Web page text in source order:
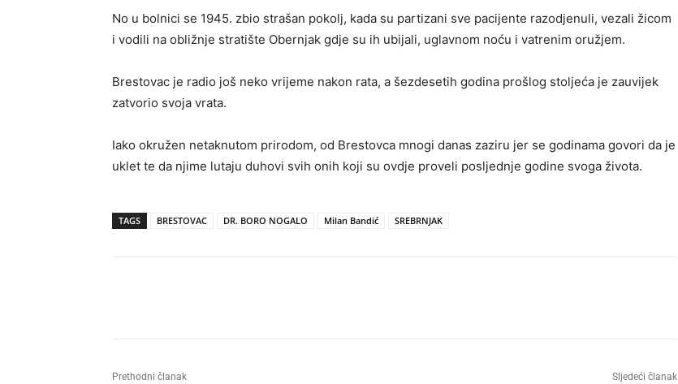
No u bolnici se 1945. zbio strašan pokolj, kada su partizani sve pacijente razodjenuli, vezali žicom
i vodili na obližnje stratište Obernjak gdje su ih ubijali, uglavnom noću i vatrenim oružjem.
Brestovac je radio još neko vrijeme nakon rata, a šezdesetih godina prošlog stoljeća je zauvijek
zatvorio svoja vrata.
Iako okružen netaknutom prirodom, od Brestovca mnogi danas zaziru jer se godinama govori da je
uklet te da njime lutaju duhovi svih onih koji su ovdje proveli posljednje godine svoga života.
TAGS BRESTOVAC DR. BORO NOGALO Milan Bandić SREBRNJAK
Prethodni članak Sljedeći članak